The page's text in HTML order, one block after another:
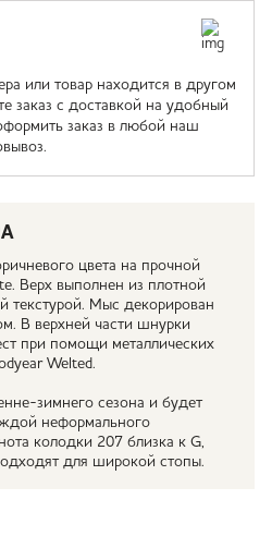
или товар находится в другом
заказ с доставкой на удобный
заказ в любой наш
цвета на прочной
Верх выполнен из плотной
текстурой. Мыс декорирован
В верхней части шнурки
при помощи металлических
Welted.
зимнего сезона и будет
неформального
колодки 207 близка к G,
для широкой стопы.